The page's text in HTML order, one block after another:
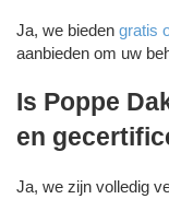
Ja, we bieden gratis
aanbieden om uw
Is Poppe
en
Ja, we zijn volledig